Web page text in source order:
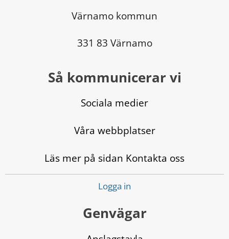
Värnamo kommun
331 83 Värnamo
Så kommunicerar vi
Sociala medier
Våra webbplatser
Läs mer på sidan Kontakta oss
Logga in
Genvägar